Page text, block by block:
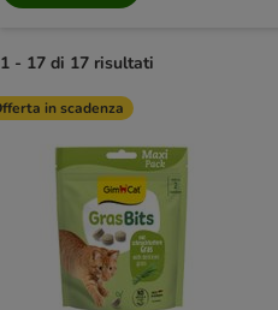
1 - 17 di 17 risultati
product items have been changed
in scadenza